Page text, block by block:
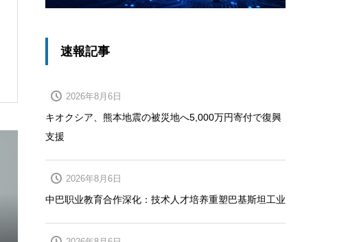
速報記事
キオクシア、熊本地震の被災地へ5,000万円寄付で復興
支援
2026年8月6日
中巴职业教育合作深化：技术人才培养重塑巴基斯坦工业
2026年8月6日